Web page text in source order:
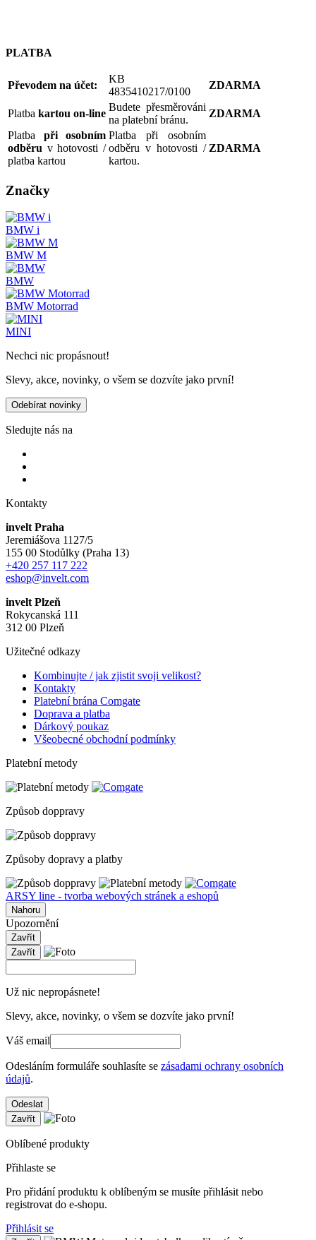
PLATBA
Převodem na účet:
KB
4835410217/0100
ZDARMA
Platba kartou on-line
Budete přesměrováni
na platební bránu.
ZDARMA
Platba při osobním
odběru v hotovosti /
platba kartou
Platba při osobním
odběru v hotovosti /
kartou.
ZDARMA
Značky
BMW i
BMW M
BMW
BMW Motorrad
MINI
Nechci nic propásnout!
Slevy, akce, novinky, o všem se dozvíte jako první!
Odebírat novinky
Sledujte nás na
Kontakty
invelt Praha
Jeremiášova 1127/5
155 00 Stodůlky (Praha 13)
+420 257 117 222
eshop@invelt.com
invelt Plzeň
Rokycanská 111
312 00 Plzeň
Užitečné odkazy
Kombinujte / jak zjistit svoji velikost?
Kontakty
Platební brána Comgate
Doprava a platba
Dárkový poukaz
Všeobecné obchodní podmínky
Platební metody
Způsob doppravy
Způsoby dopravy a platby
ARSY line - tvorba webových stránek a eshopů
Nahoru
Upozornění
Zavřít
Zavřít
Už nic nepropásnete!
Slevy, akce, novinky, o všem se dozvíte jako první!
Váš email
Odesláním formuláře souhlasíte se zásadami ochrany osobních
údajů.
Odeslat
Zavřít
Oblíbené produkty
Přihlaste se
Pro přidání produktu k oblíbeným se musíte přihlásit nebo
registrovat do e-shopu.
Přihlásit se